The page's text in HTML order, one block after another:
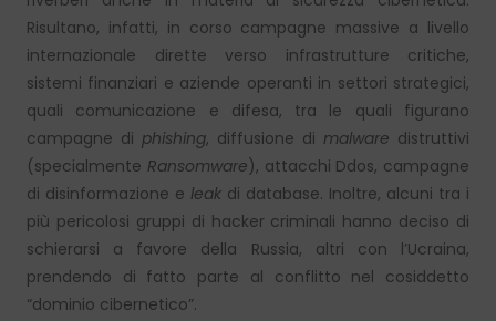
Risultano, infatti, in corso campagne massive a livello
internazionale dirette verso infrastrutture critiche,
sistemi finanziari e aziende operanti in settori strategici,
quali comunicazione e difesa, tra le quali figurano
campagne di phishing, diffusione di malware distruttivi
(specialmente Ransomware), attacchi Ddos, campagne
di disinformazione e leak di database. Inoltre, alcuni tra i
più pericolosi gruppi di hacker criminali hanno deciso di
schierarsi a favore della Russia, altri con l’Ucraina,
prendendo di fatto parte al conflitto nel cosiddetto
“dominio cibernetico”.